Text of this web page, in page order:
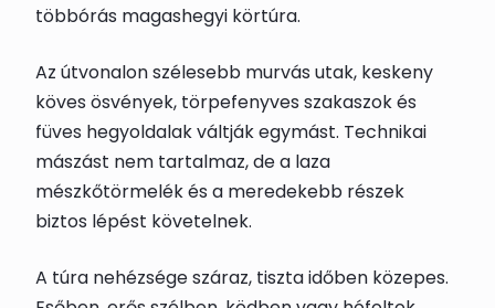
többórás magashegyi körtúra.
Az útvonalon szélesebb murvás utak, keskeny
köves ösvények, törpefenyves szakaszok és
füves hegyoldalak váltják egymást. Technikai
mászást nem tartalmaz, de a laza
mészkőtörmelék és a meredekebb részek
biztos lépést követelnek.
A túra nehézsége száraz, tiszta időben közepes.